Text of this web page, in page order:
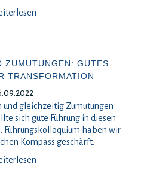
ZUMUTUNGEN: GUTES
TRANSFORMATION
gleichzeitig Zumutungen
sich gute Führung in diesen
Führungskolloquium haben wir
Kompass geschärft.